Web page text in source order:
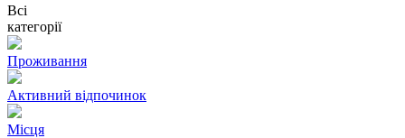
Всі
категорії
Проживання
Активний відпочинок
Місця